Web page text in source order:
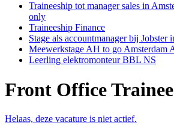
Traineeship tot manager sales in
only
Traineeship Finance
Stage als accountmanager bij Jobster
Meewerkstage AH to go Amsterdam
Leerling elektromonteur BBL NS
Front Office Trainee
Helaas, deze vacature is niet actief.